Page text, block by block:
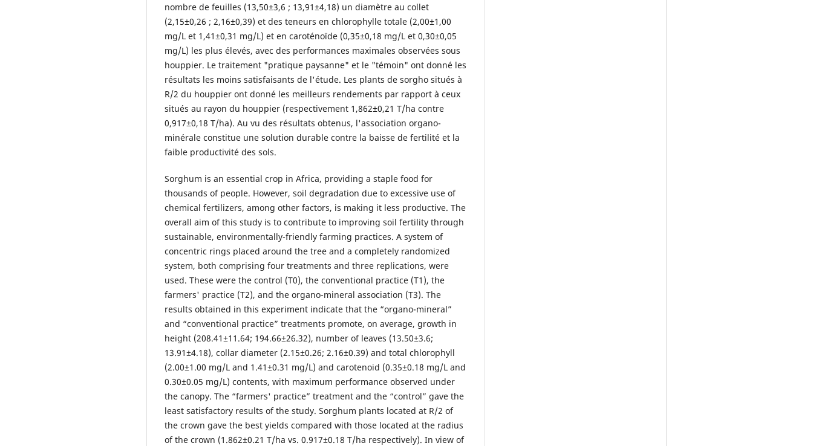
nombre de feuilles (13,50±3,6 ; 13,91±4,18) un diamètre au collet
(2,15±0,26 ; 2,16±0,39) et des teneurs en chlorophylle totale (2,00±1,00
mg/L et 1,41±0,31 mg/L) et en caroténoïde (0,35±0,18 mg/L et 0,30±0,05
mg/L) les plus élevés, avec des performances maximales observées sous
houppier. Le traitement "pratique paysanne" et le "témoin" ont donné les
résultats les moins satisfaisants de l'étude. Les plants de sorgho situés à
R/2 du houppier ont donné les meilleurs rendements par rapport à ceux
situés au rayon du houppier (respectivement 1,862±0,21 T/ha contre
0,917±0,18 T/ha). Au vu des résultats obtenus, l'association organo-
minérale constitue une solution durable contre la baisse de fertilité et la
faible productivité des sols.
Sorghum is an essential crop in Africa, providing a staple food for
thousands of people. However, soil degradation due to excessive use of
chemical fertilizers, among other factors, is making it less productive. The
overall aim of this study is to contribute to improving soil fertility through
sustainable, environmentally-friendly farming practices. A system of
concentric rings placed around the tree and a completely randomized
system, both comprising four treatments and three replications, were
used. These were the control (T0), the conventional practice (T1), the
farmers' practice (T2), and the organo-mineral association (T3). The
results obtained in this experiment indicate that the “organo-mineral”
and “conventional practice” treatments promote, on average, growth in
height (208.41±11.64; 194.66±26.32), number of leaves (13.50±3.6;
13.91±4.18), collar diameter (2.15±0.26; 2.16±0.39) and total chlorophyll
(2.00±1.00 mg/L and 1.41±0.31 mg/L) and carotenoid (0.35±0.18 mg/L and
0.30±0.05 mg/L) contents, with maximum performance observed under
the canopy. The “farmers' practice” treatment and the “control” gave the
least satisfactory results of the study. Sorghum plants located at R/2 of
the crown gave the best yields compared with those located at the radius
of the crown (1.862±0.21 T/ha vs. 0.917±0.18 T/ha respectively). In view of